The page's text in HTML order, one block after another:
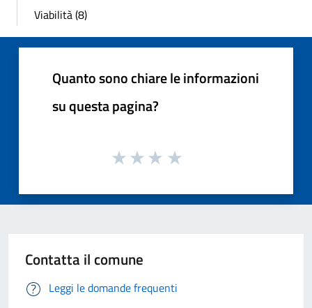
Viabilità (8)
Quanto sono chiare le informazioni
su questa pagina?
Contatta il comune
Leggi le domande frequenti